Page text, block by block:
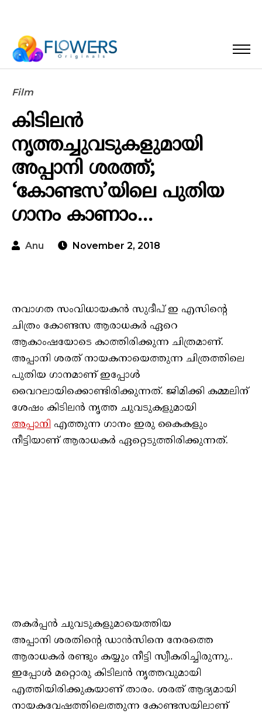
Film
കിടിലൻ
നൃത്തച്ചുവടുകളുമായി
അപ്പാനി ശരത്ത്;
‘കോണ്ടസ’യിലെ പുതിയ
ഗാനം കാണാം…
Anu November 2, 2018
നവാഗത സംവിധായകൻ സുദീപ് ഇ എസിന്റെ
ചിത്രം കോണ്ടസ ആരാധകർ ഏറെ
ആകാംഷയോടെ കാത്തിരിക്കുന്ന ചിത്രമാണ്.
അപ്പാനി ശരത് നായകനായെത്തുന്ന ചിത്രത്തിലെ
പുതിയ ഗാനമാണ് ഇപ്പോൾ
വൈറലായിക്കൊണ്ടിരിക്കുന്നത്. ജിമിക്കി കമ്മലിന്
ശേഷം കിടിലൻ നൃത്ത ചുവടുകളുമായി
അപ്പാനി എത്തുന്ന ഗാനം ഇരു കൈകളും
നീട്ടിയാണ് ആരാധകർ ഏറ്റെടുത്തിരിക്കുന്നത്.
തകര്‍പ്പന്‍ ചുവടുകളുമായെത്തിയ
അപ്പാനി ശരതിന്റെ ഡാന്‍സിനെ നേരത്തെ
ആരാധകര്‍ രണ്ടും കയ്യും നീട്ടി സ്വീകരിച്ചിരുന്നു..
ഇപ്പോള്‍ മറ്റൊരു കിടിലന്‍ നൃത്തവുമായി
എത്തിയിരിക്കുകയാണ് താരം. ശരത് ആദ്യമായി
നായകവേഷത്തിലെത്തുന്ന കോണ്ടസയിലാണ്